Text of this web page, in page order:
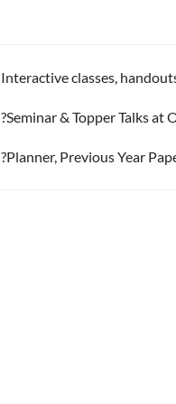
Interactive classes,
?Seminar & Topper Talks at
?Planner, Previous Year